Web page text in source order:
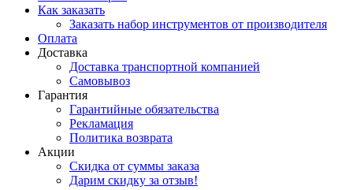
Как заказать
Заказать набор инструментов от производителя
Оплата
Доставка
Доставка транспортной компанией
Самовывоз
Гарантия
Гарантийные обязательства
Рекламация
Политика возврата
Акции
Скидка от суммы заказа
Дарим скидку за отзыв!